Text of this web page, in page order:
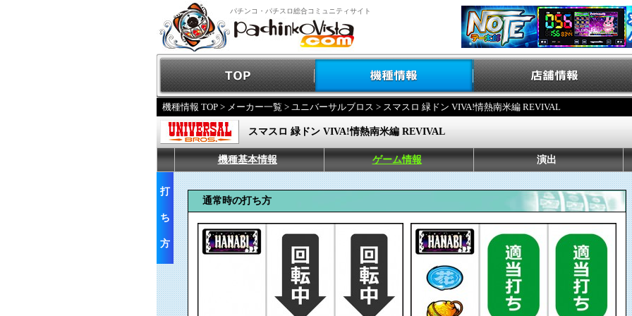
パチンコ・パチスロ総合コミュニティサイト
機種情報 TOP > メーカー一覧 > ユニバーサルブロス > スマスロ 緑ドン VIVA!情熱南米編 REVIVAL
スマスロ 緑ドン VIVA!情熱南米編 REVIVAL
機種基本情報 ゲーム情報 演出
打
ち
方
通常時の打ち方